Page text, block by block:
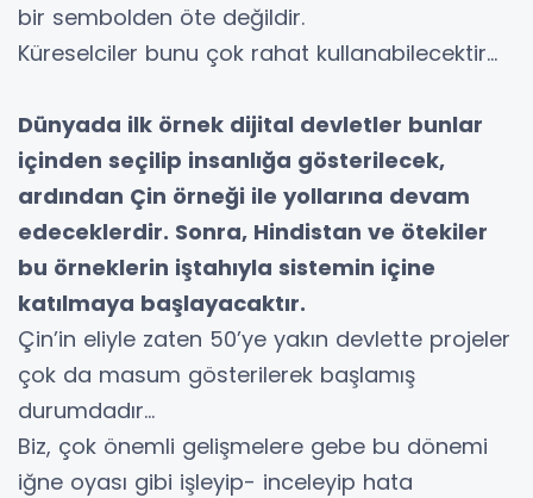
bir sembolden öte değildir.
Küreselciler bunu çok rahat kullanabilecektir…
Dünyada ilk örnek dijital devletler bunlar
içinden seçilip insanlığa gösterilecek,
ardından Çin örneği ile yollarına devam
edeceklerdir. Sonra, Hindistan ve ötekiler
bu örneklerin iştahıyla sistemin içine
katılmaya başlayacaktır.
Çin’in eliyle zaten 50’ye yakın devlette projeler
çok da masum gösterilerek başlamış
durumdadır…
Biz, çok önemli gelişmelere gebe bu dönemi
iğne oyası gibi işleyip- inceleyip hata